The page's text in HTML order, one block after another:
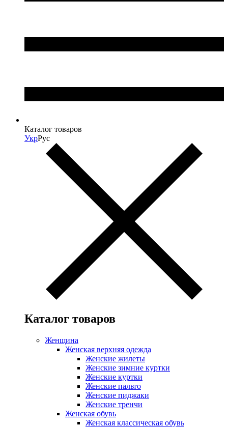
Каталог товаров
УкрРус
Каталог товаров
Женщина
Женская верхняя одежда
Женские жилеты
Женские зимние куртки
Женские куртки
Женские пальто
Женские пиджаки
Женские тренчи
Женская обувь
Женская классическая обувь